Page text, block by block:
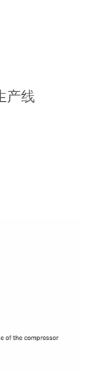
产线